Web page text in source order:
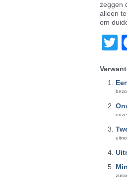
zeggen
alleen
om